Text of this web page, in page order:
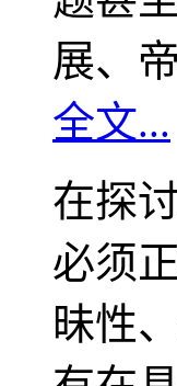
展、
全文...
在探
必须
昧性